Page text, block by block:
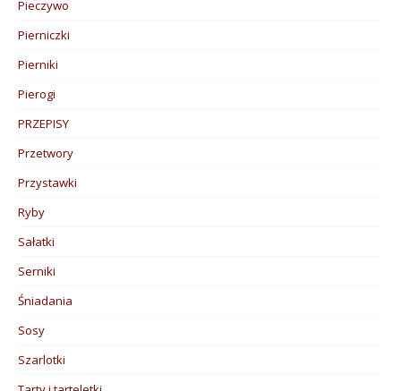
Pieczywo
Pierniczki
Pierniki
Pierogi
PRZEPISY
Przetwory
Przystawki
Ryby
Sałatki
Serniki
Śniadania
Sosy
Szarlotki